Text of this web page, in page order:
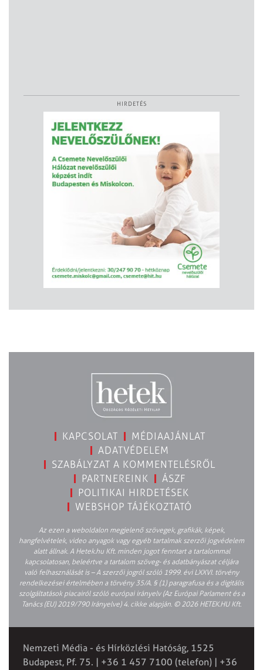
HIRDETÉS
KAPCSOLAT
MÉDIAAJÁNLAT
ADATVÉDELEM
SZABÁLYZAT A KOMMENTELÉSRŐL
PARTNEREINK
ÁSZF
POLITIKAI HIRDETÉSEK
WEBSHOP TÁJÉKOZTATÓ
Az ezen a weboldalon megjelenő szövegek, grafikák, képek,
hangfelvételek, video anyagok vagy egyéb tartalmak szerzői jogvédelem
alatt állnak. A Hetek.hu Kft. minden jogot fenntart a tartalommal
kapcsolatosan, beleértve a tartalom szöveg- és adatbányászat céljára
való felhasználását is – A szerzői jogról szóló 1999. évi LXXVI. törvény
rendelkezései értelmében a törvény 35/A. § (1) paragrafusa és a digitális
szolgáltatások piacairól szóló európai irányelv (Az Európai Parlament és a
Tanács (EU) 2019/790 Irányelve) 4. cikke alapján. © 2026 HETEK.HU Kft.
Nemzeti Média - és Hírközlési Hatóság, 1525
Budapest, Pf. 75. | +36 1 457 7100 (telefon) | +36